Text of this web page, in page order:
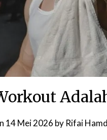
14 Mei 2026 by Rifai